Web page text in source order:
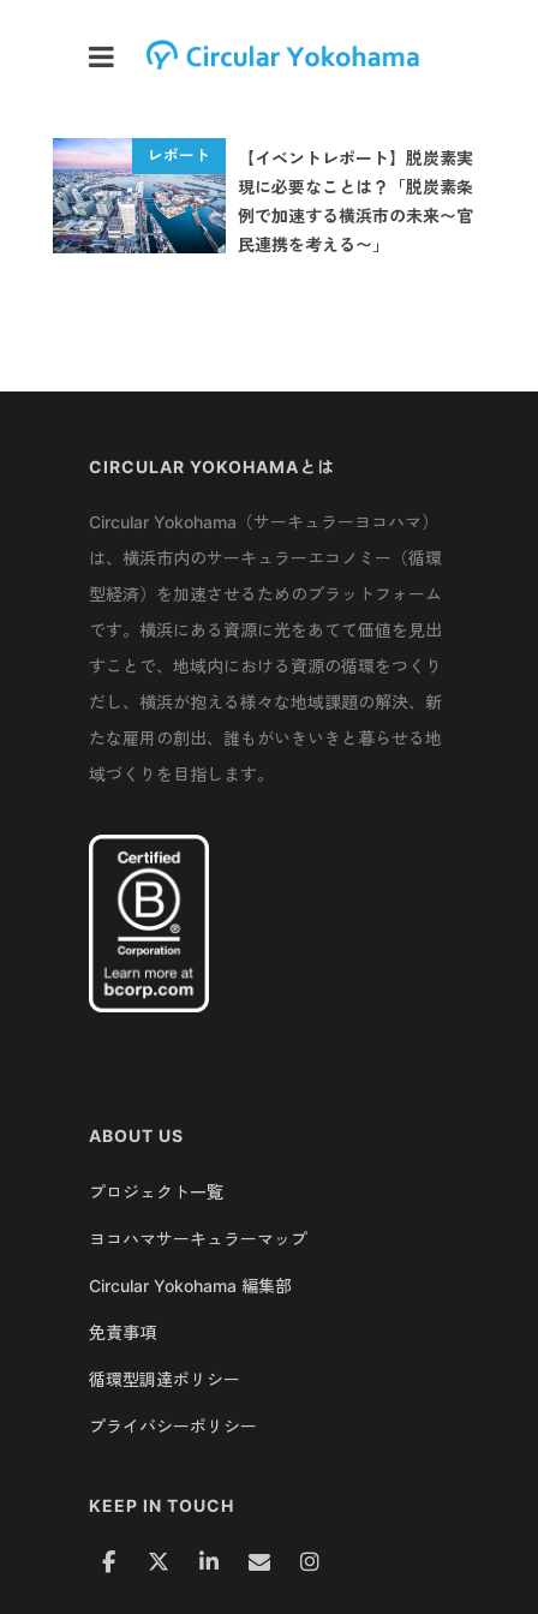
【イベントレポート】脱炭素実
現に必要なことは？「脱炭素条
例で加速する横浜市の未来〜官
民連携を考える〜」
CIRCULAR YOKOHAMAとは
Circular Yokohama（サーキュラーヨコハマ）
は、横浜市内のサーキュラーエコノミー（循環
型経済）を加速させるためのプラットフォーム
です。横浜にある資源に光をあてて価値を見出
すことで、地域内における資源の循環をつくり
だし、横浜が抱える様々な地域課題の解決、新
たな雇用の創出、誰もがいきいきと暮らせる地
域づくりを目指します。
ABOUT US
プロジェクト一覧
ヨコハマサーキュラーマップ
Circular Yokohama 編集部
免責事項
循環型調達ポリシー
プライバシーポリシー
KEEP IN TOUCH